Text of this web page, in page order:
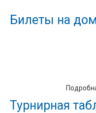
Билеты на
Турнирная